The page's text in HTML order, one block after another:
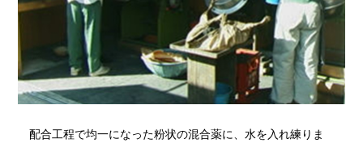
配合工程で均一になった粉状の混合薬に、水を入れ練りま